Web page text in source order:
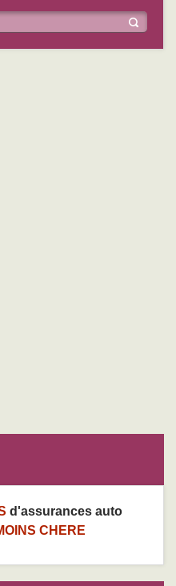
d'assurances auto
CHERE